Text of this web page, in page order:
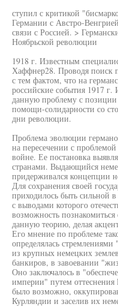
ступил с критикой
Германии с Австро-
связи с Россией. >
Ноябрьской революции
1918 г. Известным
Хаффнер28. Проводя поиск
с тем фактом, что на
российские события 1917 г.
данную проблему с позиции
помощи-солидарности со
дни революции.
Проблема эволюции
на пересечении с
войне. Ее постановка
странами. Выдающийся
придерживался концепции
Для сохранения своей
приходилось быть сильной
с выводами которого
возможность
данную теорию, делая
Его мнение по проблеме
определялась
из крупных немецких
банкиров, в завоевании
Оно заключалось в
империи" путем оттеснения
было возможно,
Курляндии и заселив их